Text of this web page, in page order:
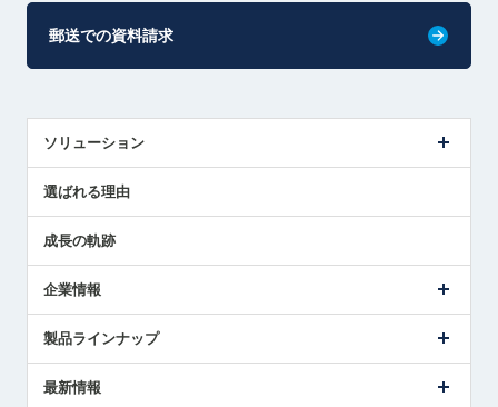
郵送での資料請求
ソリューション
解決策提案
選ばれる理由
成長の軌跡
企業情報
ごあいさつ
受賞履歴
製品ラインナップ
ツールセッタ製品
最新情報